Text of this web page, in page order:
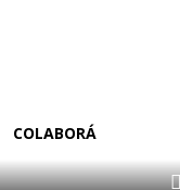
COLABORÁ